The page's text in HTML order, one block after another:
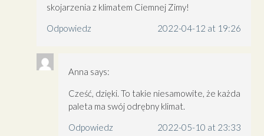
skojarzenia z klimatem Ciemnej Zimy!
Odpowiedz
2022-04-12 at 19:26
Anna says:
Cześć, dzięki. To takie niesamowite, że każda
paleta ma swój odrębny klimat.
Odpowiedz
2022-05-10 at 23:33